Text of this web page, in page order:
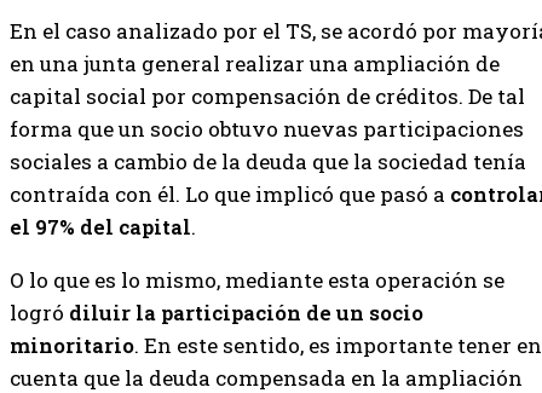
En el caso analizado por el TS, se acordó por
en una junta general realizar una ampliación de
capital social por compensación de créditos. De tal
forma que un socio obtuvo nuevas participaciones
sociales a cambio de la deuda que la sociedad tenía
contraída con él. Lo que implicó que pasó a
el 97% del capital.
O lo que es lo mismo, mediante esta operación se
logró diluir la participación de un socio
minoritario. En este sentido, es importante tener en
cuenta que la deuda compensada en la ampliación